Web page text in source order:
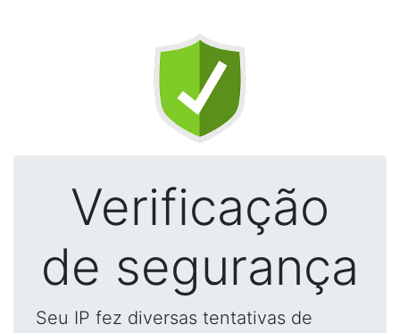
Verificação
de segurança
Seu IP fez diversas tentativas de